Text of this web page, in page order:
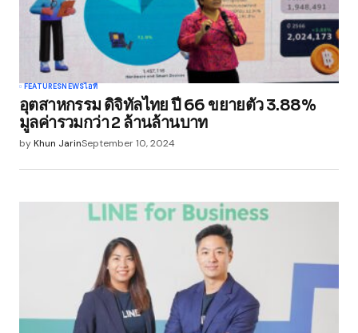
FEATURESNEWSไอที
อุตสาหกรรม ดิจิทัลไทย ปี 66 ขยายตัว 3.88%
มูลค่ารวมกว่า 2 ล้านล้านบาท
byKhun JarinSeptember 10, 2024